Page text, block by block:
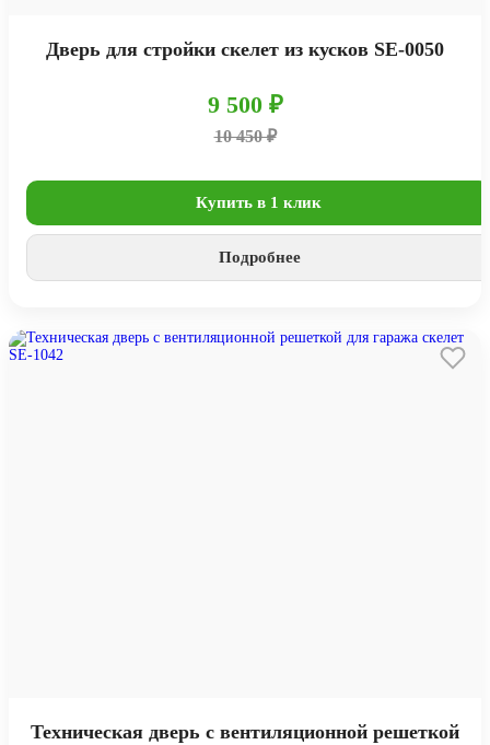
Дверь для стройки скелет из кусков SE-0050
9 500 ₽
10 450 ₽
Купить в 1 клик
Подробнее
Техническая дверь с вентиляционной решеткой